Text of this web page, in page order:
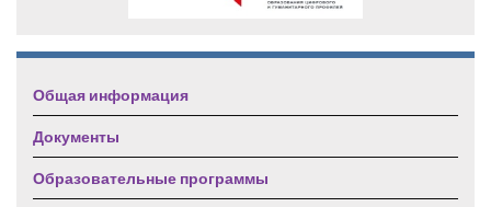
Общая информация
Документы
Образовательные программы